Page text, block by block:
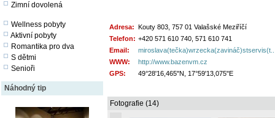
Zimní dovolená
Wellness pobyty
Aktivní pobyty
Romantika pro dva
S dětmi
Senioři
Náhodný tip
Adresa: Kouty 803, 757 01 Valašské Meziříčí
Telefon: +420 571 610 740, 571 610 741
Email:
WWW:
http://www.bazenvm.cz
GPS:
49°28'16,465"N, 17°59'13,075"E
Fotografie (14)